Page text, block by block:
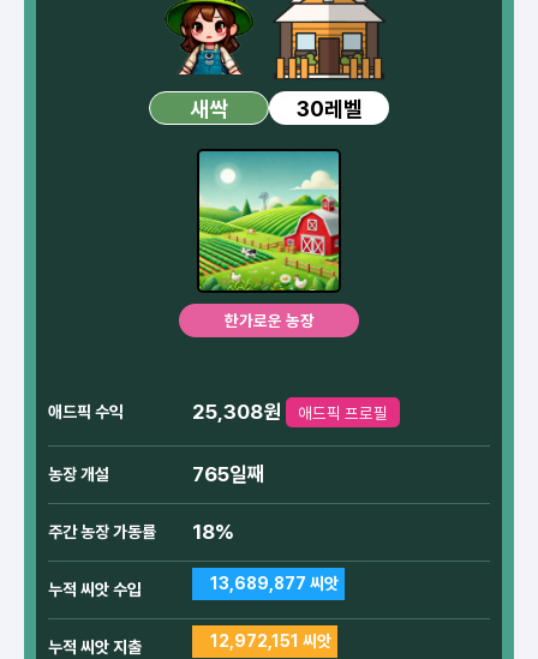
새싹 30레벨
한가로운 농장
애드픽 수익 25,308원 애드픽 프로필
농장 개설 765일째
주간 농장 가동률 18%
누적 씨앗 수입 13,689,877 씨앗
누적 씨앗 지출 12,972,151 씨앗